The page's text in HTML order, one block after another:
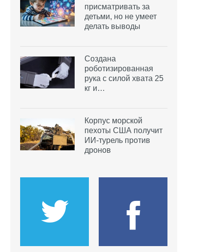
присматривать за
детьми, но не умеет
делать выводы
Создана
роботизированная
рука с силой хвата 25
кг и…
Корпус морской
пехоты США получит
ИИ-турель против
дронов